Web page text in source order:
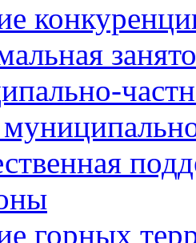
горных